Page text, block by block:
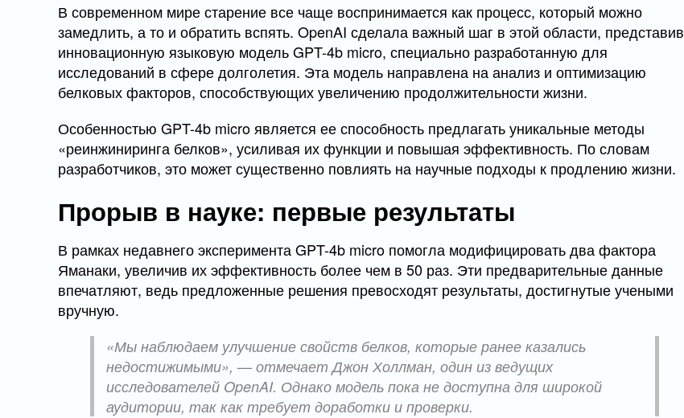
В современном мире старение все чаще воспринимается как процесс, который можно
замедлить, а то и обратить вспять. OpenAI сделала важный шаг в этой области, представив
инновационную языковую модель GPT-4b micro, специально разработанную для
исследований в сфере долголетия. Эта модель направлена на анализ и оптимизацию
белковых факторов, способствующих увеличению продолжительности жизни.
Особенностью GPT-4b micro является ее способность предлагать уникальные методы
«реинжиниринга белков», усиливая их функции и повышая эффективность. По словам
разработчиков, это может существенно повлиять на научные подходы к продлению жизни.
Прорыв в науке: первые результаты
В рамках недавнего эксперимента GPT-4b micro помогла модифицировать два фактора
Яманаки, увеличив их эффективность более чем в 50 раз. Эти предварительные данные
впечатляют, ведь предложенные решения превосходят результаты, достигнутые учеными
вручную.
«Мы наблюдаем улучшение свойств белков, которые ранее казались
недостижимыми», — отмечает Джон Холлман, один из ведущих
исследователей OpenAI. Однако модель пока не доступна для широкой
аудитории, так как требует доработки и проверки.